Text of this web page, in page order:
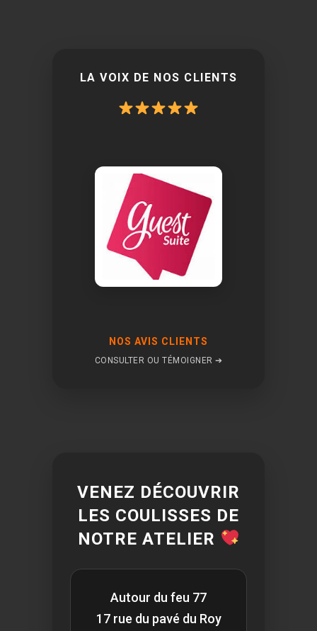
LA VOIX DE NOS CLIENTS
NOS AVIS CLIENTS
CONSULTER OU TÉMOIGNER ➔
VENEZ DÉCOUVRIR
LES COULISSES DE
NOTRE ATELIER
Autour du feu 77
17 rue du pavé du Roy